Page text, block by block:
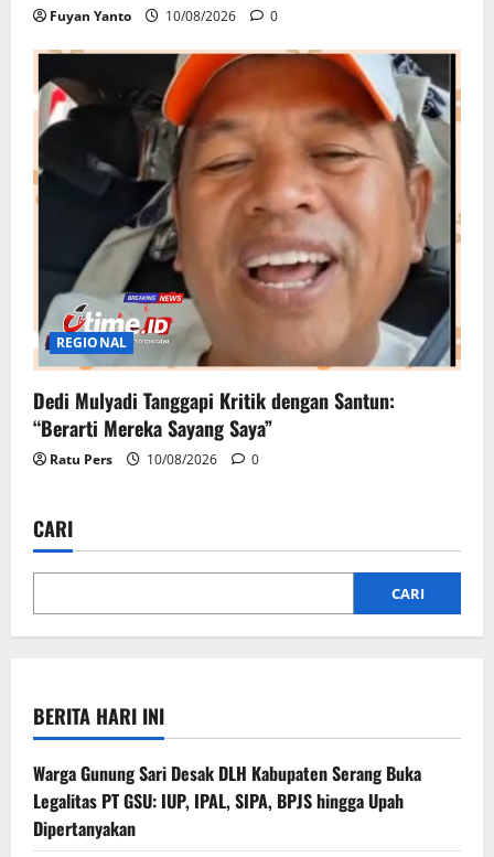
Fuyan Yanto 10/08/2026 0
REGIONAL
Dedi Mulyadi Tanggapi Kritik dengan Santun:
“Berarti Mereka Sayang Saya”
Ratu Pers 10/08/2026 0
CARI
CARI
BERITA HARI INI
Warga Gunung Sari Desak DLH Kabupaten Serang Buka
Legalitas PT GSU: IUP, IPAL, SIPA, BPJS hingga Upah
Dipertanyakan